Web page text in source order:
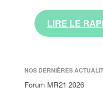
LIRE LE
NOS DERNIÈRES
Forum MR21 2026